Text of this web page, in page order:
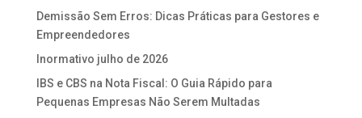
Demissão Sem Erros: Dicas Práticas para Gestores e
Empreendedores
Inormativo julho de 2026
IBS e CBS na Nota Fiscal: O Guia Rápido para
Pequenas Empresas Não Serem Multadas